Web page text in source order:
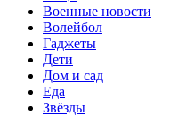
Военные новости
Волейбол
Гаджеты
Дети
Дом и сад
Еда
Звёзды